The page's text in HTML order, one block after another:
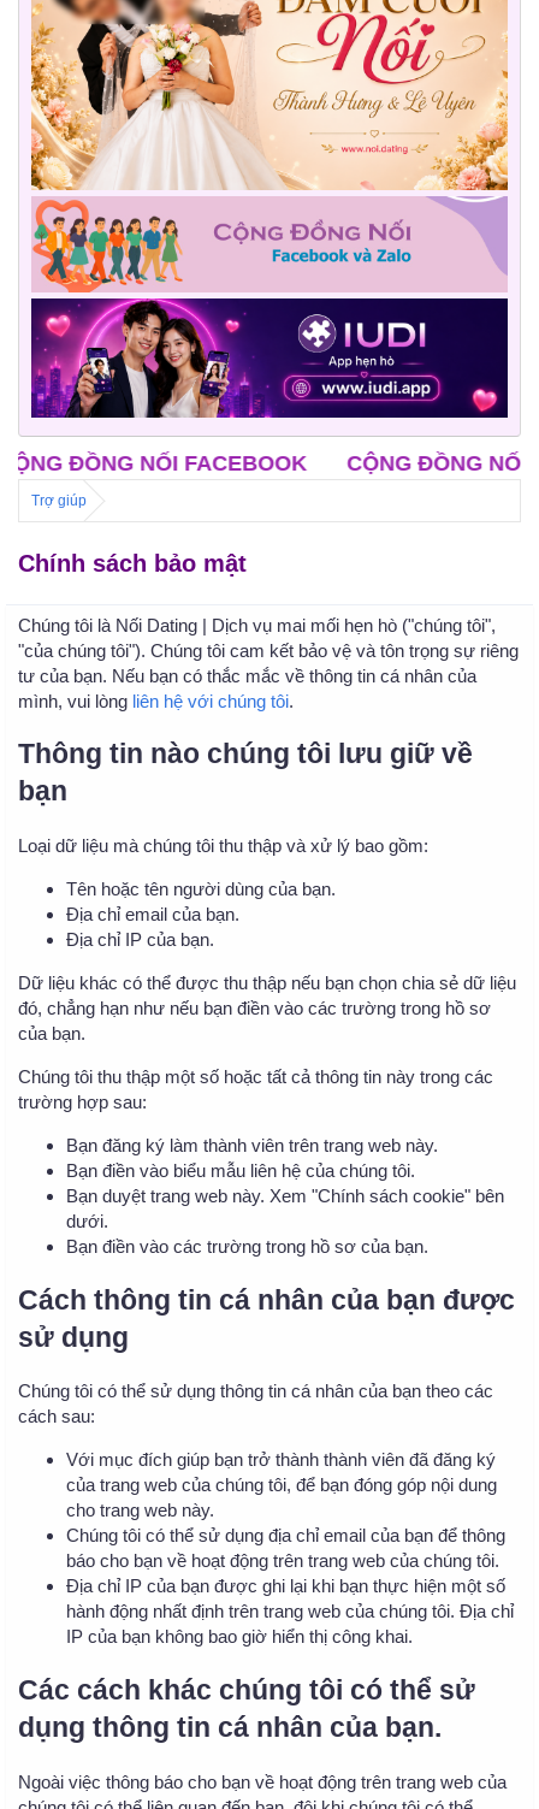
ĐỒNG NỐI FACEBOOK CỘNG ĐỒNG NỐI
Trợ giúp
Chính sách bảo mật
Chúng tôi là Nối Dating | Dịch vụ mai mối hẹn hò ("chúng tôi",
"của chúng tôi"). Chúng tôi cam kết bảo vệ và tôn trọng sự riêng
tư của bạn. Nếu bạn có thắc mắc về thông tin cá nhân của
mình, vui lòng liên hệ với chúng tôi.
Thông tin nào chúng tôi lưu giữ về
bạn
Loại dữ liệu mà chúng tôi thu thập và xử lý bao gồm:
Tên hoặc tên người dùng của bạn.
Địa chỉ email của bạn.
Địa chỉ IP của bạn.
Dữ liệu khác có thể được thu thập nếu bạn chọn chia sẻ dữ liệu
đó, chẳng hạn như nếu bạn điền vào các trường trong hồ sơ
của bạn.
Chúng tôi thu thập một số hoặc tất cả thông tin này trong các
trường hợp sau:
Bạn đăng ký làm thành viên trên trang web này.
Bạn điền vào biểu mẫu liên hệ của chúng tôi.
Bạn duyệt trang web này. Xem "Chính sách cookie" bên
dưới.
Bạn điền vào các trường trong hồ sơ của bạn.
Cách thông tin cá nhân của bạn được
sử dụng
Chúng tôi có thể sử dụng thông tin cá nhân của bạn theo các
cách sau:
Với mục đích giúp bạn trở thành thành viên đã đăng ký
của trang web của chúng tôi, để bạn đóng góp nội dung
cho trang web này.
Chúng tôi có thể sử dụng địa chỉ email của bạn để thông
báo cho bạn về hoạt động trên trang web của chúng tôi.
Địa chỉ IP của bạn được ghi lại khi bạn thực hiện một số
hành động nhất định trên trang web của chúng tôi. Địa chỉ
IP của bạn không bao giờ hiển thị công khai.
Các cách khác chúng tôi có thể sử
dụng thông tin cá nhân của bạn.
Ngoài việc thông báo cho bạn về hoạt động trên trang web của